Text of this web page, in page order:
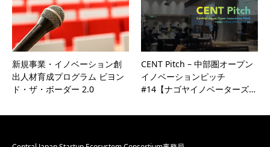
新規事業・イノベーション創
出人材育成プログラム ビヨン
ド・ザ・ボーダー 2.0
CENT Pitch – 中部圏オープン
イノベーションピッチ
#14【ナゴヤイノベーターズ…